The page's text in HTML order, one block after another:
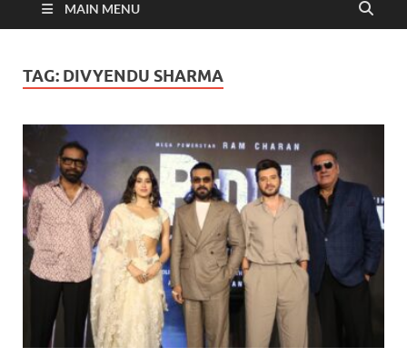
MAIN MENU
TAG: DIVYENDU SHARMA